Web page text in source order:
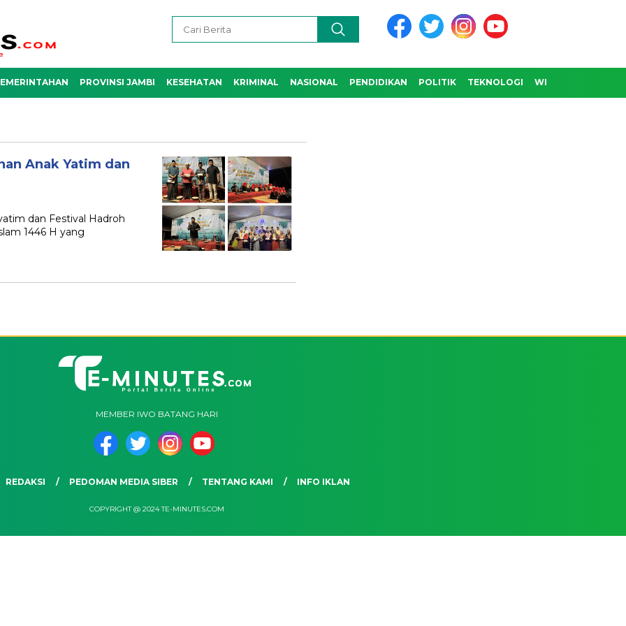
PROVINSI JAMBI KESEHATAN KRIMINAL NASIONAL PENDIDIKAN POLITIK TEKNOLOGI WISATA & BUDAYA
Anak Yatim dan
dan Festival Hadroh
1446 H yang
MEMBER IWO BATANG HARI
REDAKSI PEDOMAN MEDIA SIBER TENTANG KAMI INFO IKLAN
COPYRIGHT @ 2024 TE-MINUTES.COM